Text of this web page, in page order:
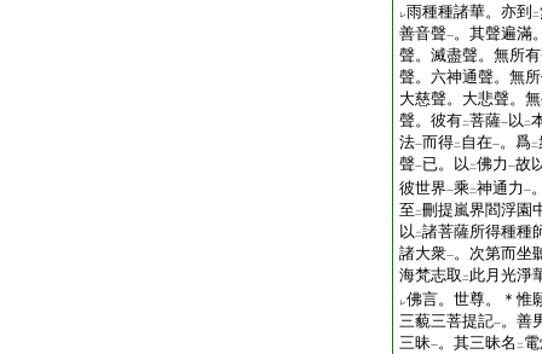
レ雨種種諸華。亦到 二
善音聲一。其聲遍滿
聲。滅盡聲。無所
聲。六神通聲。無
大慈聲。大悲聲。
聲。彼有二菩薩一 以 二
法一而得二 自在一。爲二
聲一已。以 二佛力 一故
彼世界一乘 二神通力 一
至 二刪提嵐界閻浮園
以 二諸菩薩所得種種
諸大衆一。次第而坐
海梵志取 二 此月光淨
レ佛言。世尊。＊惟
三藐三菩提記一。善
三昧一。其三昧名 二